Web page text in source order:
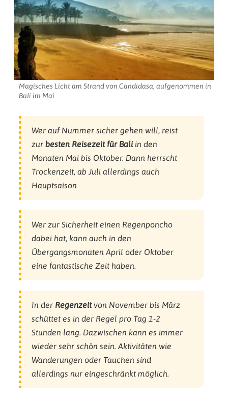
Magisches Licht am Strand von Candidasa, aufgenommen in
Bali im Mai
Wer auf Nummer sicher gehen will, reist
zur besten Reisezeit für Baliin den
Monaten Mai bis Oktober. Dann herrscht
Trockenzeit, ab Juli allerdings auch
Hauptsaison
Wer zur Sicherheit einen Regenponcho
dabei hat, kann auch in den
Übergangsmonaten April oder Oktober
eine fantastische Zeit haben.
In der Regenzeitvon November bis März
schüttet es in der Regel pro Tag 1-2
Stunden lang. Dazwischen kann es immer
wieder sehr schön sein. Aktivitäten wie
Wanderungen oder Tauchen sind
allerdings nur eingeschränkt möglich.